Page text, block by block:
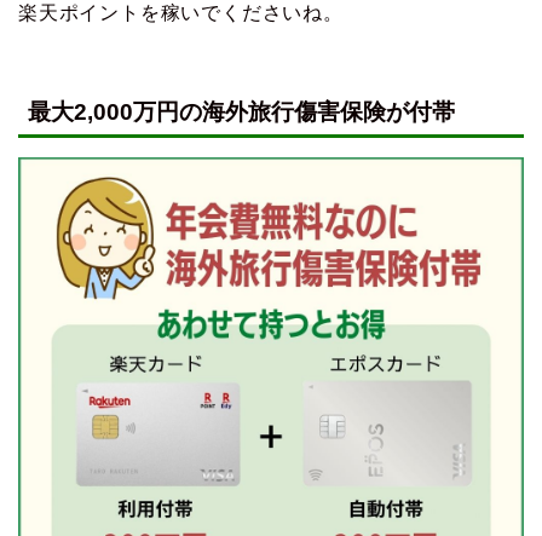
楽天ポイントを稼いでくださいね。
最大2,000万円の海外旅行傷害保険が付帯